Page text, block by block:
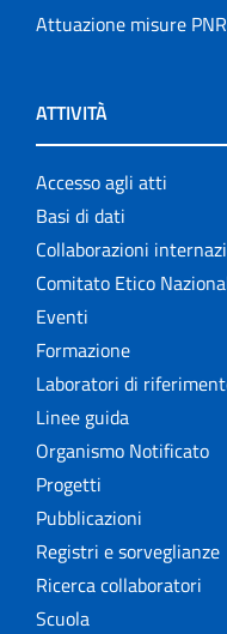
Attuazione misure
ATTIVITÀ
Accesso agli atti
Basi di dati
Collaborazioni
Comitato Etico
Eventi
Formazione
Laboratori di
Linee guida
Organismo Notificato
Progetti
Pubblicazioni
Registri e sorveglianze
Ricerca collaboratori
Scuola